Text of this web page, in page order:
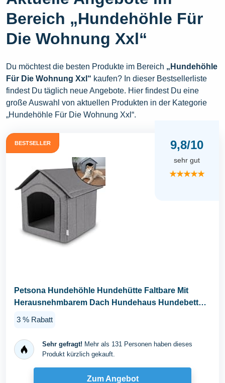
Bereich „Hundehöhle Für
Die Wohnung Xxl“
Du möchtest die besten Produkte im Bereich „Hundehöhle
Für Die Wohnung Xxl“ kaufen? In dieser Bestsellerliste
findest Du täglich neue Angebote. Hier findest Du eine
große Auswahl von aktuellen Produkten in der Kategorie
„Hundehöhle Für Die Wohnung Xxl“.
BESTSELLER 9,8/10
sehr gut
★★★★★
Petsona Hundehöhle Hundehütte Faltbare Mit
Herausnehmbarem Dach Hundehaus Hundebett
3 % Rabatt
Sehr gefragt! Mehr als 131 Personen haben dieses
Produkt kürzlich gekauft.
Zum Angebot